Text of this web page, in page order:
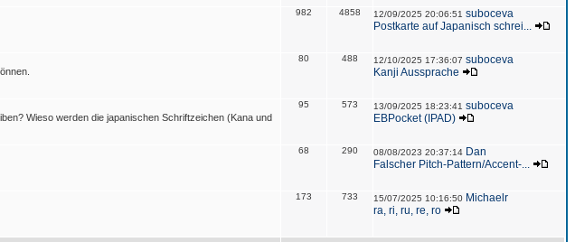
982 4858 12/09/2025 20:06:51 suboceva
Postkarte auf Japanisch schrei...
80 488 12/10/2025 17:36:07 suboceva
Kanji Aussprache
Wieso werden die japanischen Schriftzeichen (Kana und
95 573 13/09/2025 18:23:41 suboceva
EBPocket (IPAD)
68 290 08/08/2023 20:37:14 Dan
Falscher Pitch-Pattern/Accent-...
173 733 15/07/2025 10:16:50 Michaelr
ra, ri, ru, re, ro